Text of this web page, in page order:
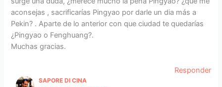
aconsejas , sacrificarías Pingyao por darle un dia más a
Pekin? . Aparte de lo anterior con que ciudad te quedarías
¿Pingyao o Fenghuang?.
Muchas gracias.
Responder
SAPORE DI CINA